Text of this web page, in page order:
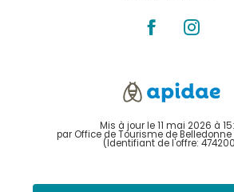
Mis à jour le 11 mai 2026 à
par Office de Tourisme de
(Identifiant de l'offre: 474200